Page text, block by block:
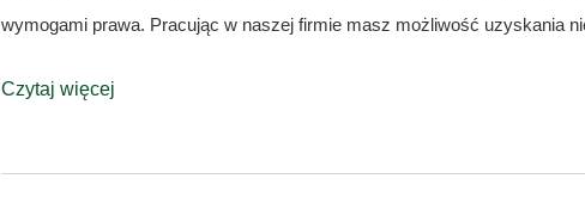
wymogami prawa. Pracując w naszej firmie masz możliwość uzyskania
Czytaj więcej